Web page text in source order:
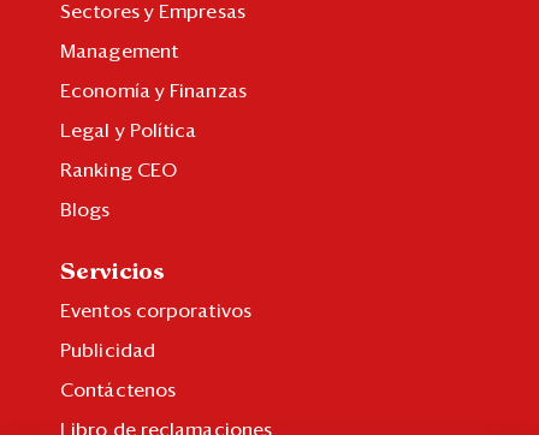
Sectores y Empresas
Management
Economía y Finanzas
Legal y Política
Ranking CEO
Blogs
Servicios
Eventos corporativos
Publicidad
Contáctenos
Libro de reclamaciones